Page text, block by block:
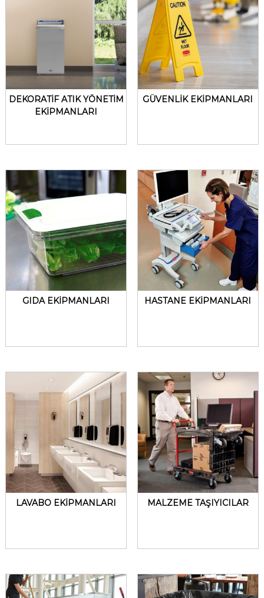
DEKORATİF ATIK YÖNETİM
EKİPMANLARI
GÜVENLİK EKİPMANLARI
GIDA EKİPMANLARI HASTANE EKİPMANLARI
LAVABO EKİPMANLARI MALZEME TAŞIYICILAR